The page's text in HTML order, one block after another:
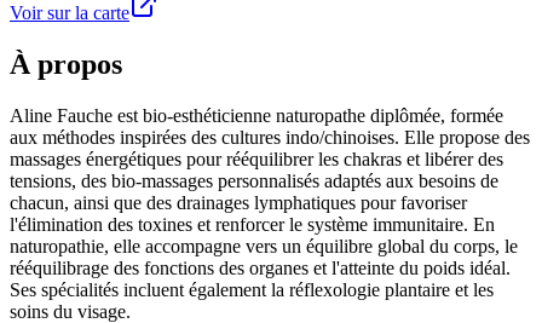
Voir sur la carte
À propos
Aline Fauche est bio-esthéticienne naturopathe diplômée, formée
aux méthodes inspirées des cultures indo/chinoises. Elle propose des
massages énergétiques pour rééquilibrer les chakras et libérer des
tensions, des bio-massages personnalisés adaptés aux besoins de
chacun, ainsi que des drainages lymphatiques pour favoriser
l'élimination des toxines et renforcer le système immunitaire. En
naturopathie, elle accompagne vers un équilibre global du corps, le
rééquilibrage des fonctions des organes et l'atteinte du poids idéal.
Ses spécialités incluent également la réflexologie plantaire et les
soins du visage.